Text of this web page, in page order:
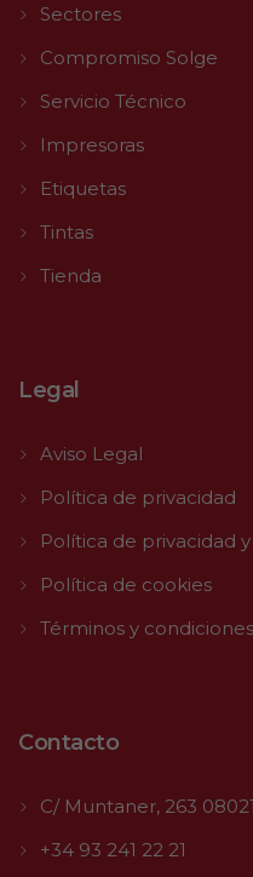
Sectores
Compromiso Solge
Servicio Técnico
Impresoras
Etiquetas
Tintas
Tienda
Legal
Aviso Legal
Política de privacidad
Política de privacidad
Política de cookies
Términos y
Contacto
C/ Muntaner, 263
+34 93 241 22 21